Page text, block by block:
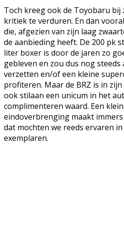
Toch kreeg ook de Toyobaru bij
kritiek te verduren. En dan
die, afgezien van zijn laag
de aanbieding heeft. De 200 pk
liter boxer is door de jaren zo
gebleven en zou dus nog
verzetten en/of een kleine
profiteren. Maar de BRZ is in
ook stilaan een unicum in het
complimenteren waard. Een
eindoverbrenging maakt
dat mochten we reeds ervaren
exemplaren.